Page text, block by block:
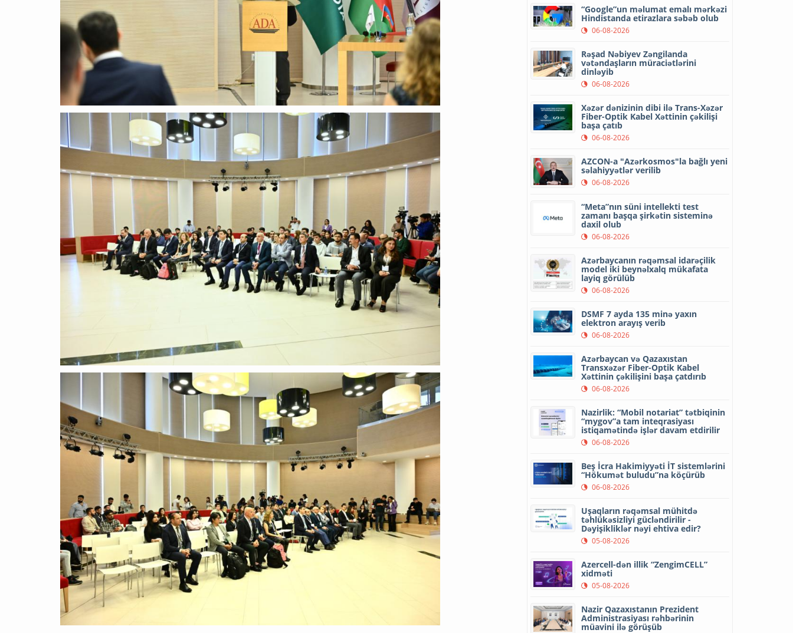
“Google”un məlumat emalı mərkəzi
Hindistanda etirazlara səbəb olub
06-08-2026
Rəşad Nəbiyev Zəngilanda
vətəndaşların müraciətlərini
dinləyib
06-08-2026
Xəzər dənizinin dibi ilə Trans-Xəzər
Fiber-Optik Kabel Xəttinin çəkilişi
başa çatıb
06-08-2026
AZCON-a "Azərkosmos"la bağlı yeni
səlahiyyətlər verilib
06-08-2026
“Meta”nın süni intellekti test
zamanı başqa şirkətin sisteminə
daxil olub
06-08-2026
Azərbaycanın rəqəmsal idarəçilik
model iki beynəlxalq mükafata
layiq görülüb
06-08-2026
DSMF 7 ayda 135 minə yaxın
elektron arayış verib
06-08-2026
Azərbaycan və Qazaxıstan
Transxəzər Fiber-Optik Kabel
Xəttinin çəkilişini başa çatdırıb
06-08-2026
Nazirlik: “Mobil notariat” tətbiqinin
“mygov”a tam inteqrasiyası
istiqamətində işlər davam etdirilir
06-08-2026
Beş İcra Hakimiyyəti İT sistemlərini
“Hökumət buludu”na köçürüb
06-08-2026
Uşaqların rəqəmsal mühitdə
təhlükəsizliyi gücləndirilir -
Dəyişikliklər nəyi ehtiva edir?
05-08-2026
Azercell-dən illik “ZengimCELL”
xidməti
05-08-2026
Nazir Qazaxıstanın Prezident
Administrasiyası rəhbərinin
müavini ilə görüşüb